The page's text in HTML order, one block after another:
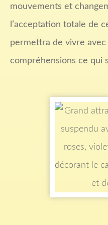
mouvements et
l’acceptation totale de
permettra de vivre
compréhensions ce qui